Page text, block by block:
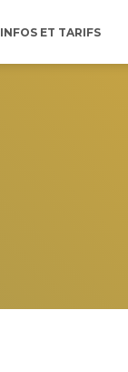
INFOS ET TARIFS